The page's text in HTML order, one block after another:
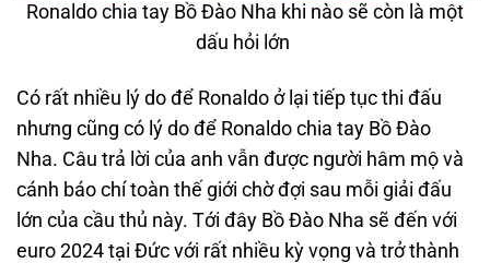
Ronaldo chia tay Bồ Đào Nha khi nào sẽ còn là một
dấu hỏi lớn
Có rất nhiều lý do để Ronaldo ở lại tiếp tục thi đấu
nhưng cũng có lý do để Ronaldo chia tay Bồ Đào
Nha. Câu trả lời của anh vẫn được người hâm mộ và
cánh báo chí toàn thế giới chờ đợi sau mỗi giải đấu
lớn của cầu thủ này. Tới đây Bồ Đào Nha sẽ đến với
euro 2024 tại Đức với rất nhiều kỳ vọng và trở thành